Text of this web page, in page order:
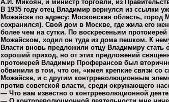
А.И. Микоян, и министр торговли, из
В 1935 году отец Владимир вернулся из ссылки
Можайске по адресу: Московская область,
сохранился). Свой дом в Москве, где жила его
более чем на сутки. По воскресеньям
Можайском, ходил он туда из дома пешком. К
Власти вновь предложили отцу Владимиру стать
хороший приход, но от этих предложений
протоиерей Владимир Проферансов был
обвинили в том, что он, «имея крепкие связи
Можайске, и с другим контрреволюционным
против советской власти, среди окружающего
— Что вам известно о контрреволюционной